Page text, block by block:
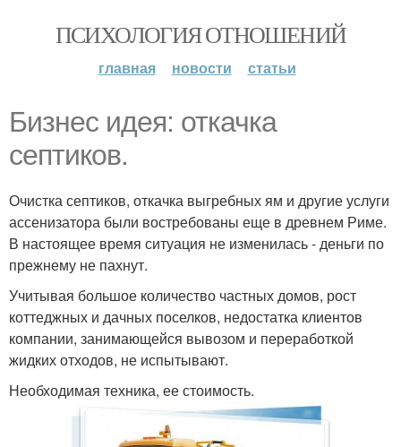
ПСИХОЛОГИЯ ОТНОШЕНИЙ
главная новости статьи
Бизнес идея: откачка
септиков.
Очистка септиков, откачка выгребных ям и другие услуги
ассенизатора были востребованы еще в древнем Риме.
В настоящее время ситуация не изменилась - деньги по
прежнему не пахнут.
Учитывая большое количество частных домов, рост
коттеджных и дачных поселков, недостатка клиентов
компании, занимающейся вывозом и переработкой
жидких отходов, не испытывают.
Необходимая техника, ее стоимость.